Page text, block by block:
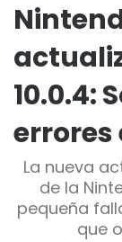
10.0.4:
errores
La nueva
de la
pequeña
que